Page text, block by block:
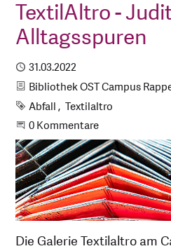
TextilAltro -
Alltagsspuren
Publiziert
31.03.2022
Kategorien
Bibliothek OST Campus
Schlagworte
Abfall
Textilaltro
Beginne eine Unterhaltung
0 Kommentare
Die Galerie Textilaltro am